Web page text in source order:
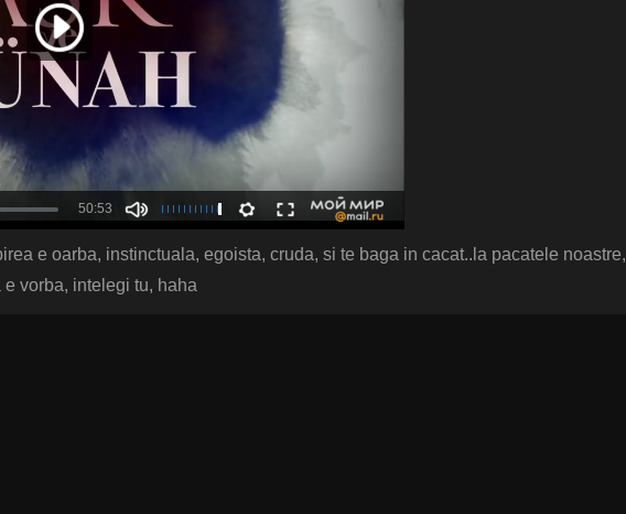
e oarba, instinctuala, egoista, cruda, si te baga in cacat..la pacatele noastre,
vorba, intelegi tu, haha